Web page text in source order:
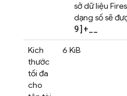
sở dữ liệu
dạng số sẽ
9]+__
Kích
thước
tối đa
cho
6 KiB